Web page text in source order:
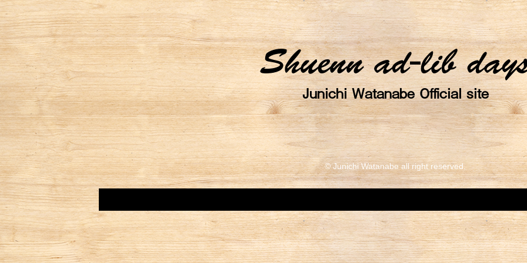
Shuenn ad-lib
Junichi Watanabe Official site
© Junichi Watanabe all right reserved.